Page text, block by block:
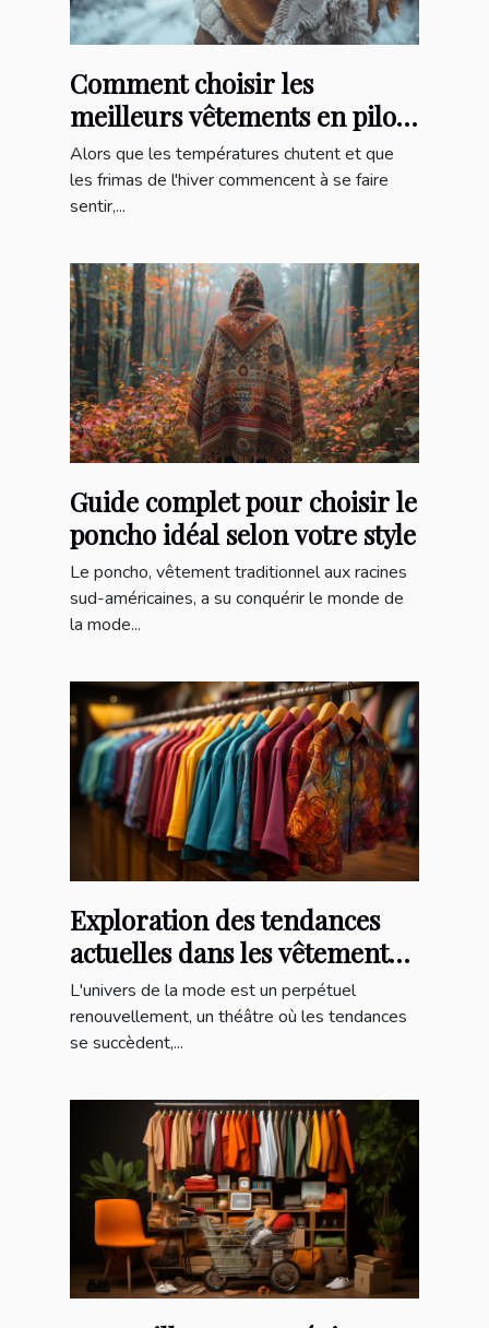
Comment choisir les
meilleurs vêtements en pilou
pour l'hiver
Alors que les températures chutent et que
les frimas de l'hiver commencent à se faire
sentir,...
Guide complet pour choisir le
poncho idéal selon votre style
Le poncho, vêtement traditionnel aux racines
sud-américaines, a su conquérir le monde de
la mode...
Exploration des tendances
actuelles dans les vêtements
imprimés pour hommes et
femmes : combishorts, T-
shirts et plus
L'univers de la mode est un perpétuel
renouvellement, un théâtre où les tendances
se succèdent,...